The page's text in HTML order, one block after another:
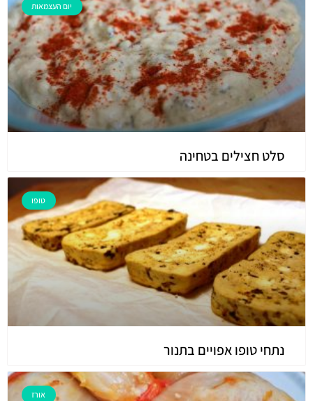
יום העצמאות
סלט חצילים בטחינה
טופו
נתחי טופו אפויים בתנור
אורז